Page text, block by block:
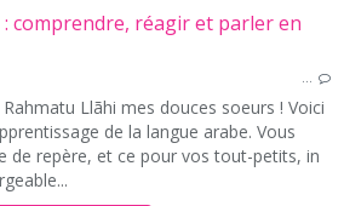
…
Llãhi mes douces soeurs ! Voici
de la langue arabe. Vous
de repère, et ce pour vos tout-petits, in